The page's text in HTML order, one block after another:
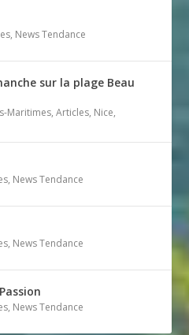
, News Tendance
sur la plage Beau
Maritimes,Articles, Nice,
, News Tendance
, News Tendance
, News Tendance